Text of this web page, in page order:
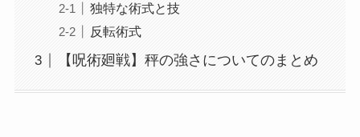
独特な術式と技
反転術式
【呪術廻戦】秤の強さについてのまとめ